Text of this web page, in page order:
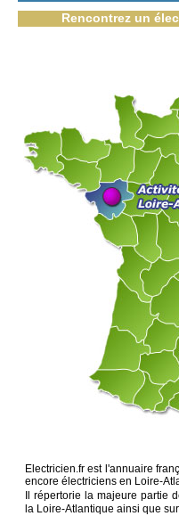
Rencontrez un
Electricien.fr est l'annuaire
encore électriciens en Loire-
Il répertorie la majeure partie
la Loire-Atlantique ainsi que